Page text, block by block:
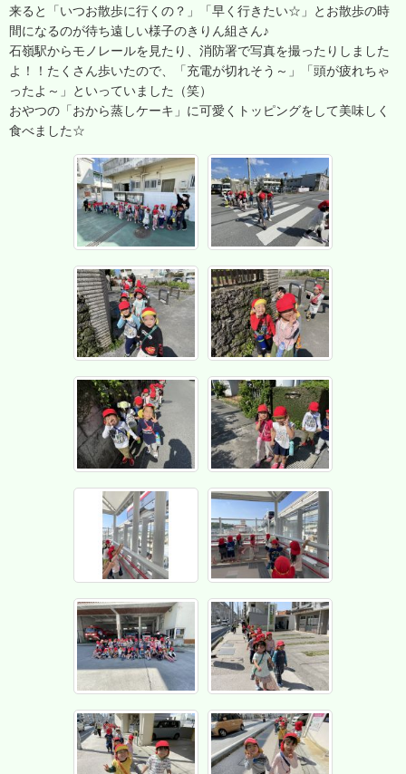
来ると「いつお散歩に行くの？」「早く行きたい☆」とお散歩の時
間になるのが待ち遠しい様子のきりん組さん♪
石嶺駅からモノレールを見たり、消防署で写真を撮ったりしました
よ！！たくさん歩いたので、「充電が切れそう～」「頭が疲れちゃ
ったよ～」といっていました（笑）
おやつの「おから蒸しケーキ」に可愛くトッピングをして美味しく
食べました☆